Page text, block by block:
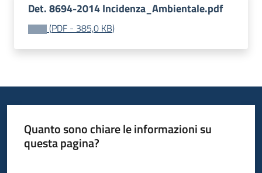
Piani
programmi
cifre
Det. 8694-2014 Incidenza_Ambientale.pdf
(PDF - 385,0 KB)
Quanto sono chiare le informazioni su
questa pagina?